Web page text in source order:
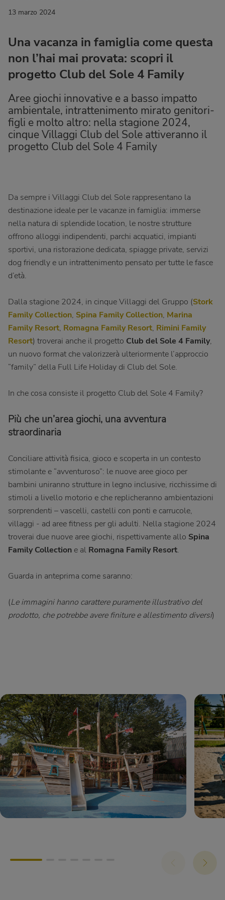
13 marzo 2024
Una vacanza in famiglia come questa
non l’hai mai provata: scopri il
progetto Club del Sole 4 Family
Aree giochi innovative e a basso impatto
ambientale, intrattenimento mirato genitori-
figli e molto altro: nella stagione 2024,
cinque Villaggi Club del Sole attiveranno il
progetto Club del Sole 4 Family
Da sempre i Villaggi Club del Sole rappresentano la
destinazione ideale per le vacanze in famiglia: immerse
nella natura di splendide location, le nostre strutture
offrono alloggi indipendenti, parchi acquatici, impianti
sportivi, una ristorazione dedicata, spiagge private, servizi
dog friendly e un intrattenimento pensato per tutte le fasce
d’età.
Dalla stagione 2024, in cinque Villaggi del Gruppo (Stork
Family Collection, Spina Family Collection, Marina
Family Resort, Romagna Family Resort, Rimini Family
Resort) troverai anche il progetto Club del Sole 4 Family,
un nuovo format che valorizzerà ulteriormente l’approccio
“family” della Full Life Holiday di Club del Sole.
In che cosa consiste il progetto Club del Sole 4 Family?
Più che un’area giochi, una avventura
straordinaria
Conciliare attività fisica, gioco e scoperta in un contesto
stimolante e “avventuroso”: le nuove aree gioco per
bambini uniranno strutture in legno inclusive, ricchissime di
stimoli a livello motorio e che replicheranno ambientazioni
sorprendenti – vascelli, castelli con ponti e carrucole,
villaggi - ad aree fitness per gli adulti. Nella stagione 2024
troverai due nuove aree giochi, rispettivamente allo Spina
Family Collection e al Romagna Family Resort.
Guarda in anteprima come saranno:
(Le immagini hanno carattere puramente illustrativo del
prodotto, che potrebbe avere finiture e allestimento diversi)